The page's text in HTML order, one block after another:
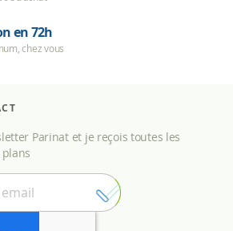
en 72h
chez vous
Parinat et je reçois toutes les